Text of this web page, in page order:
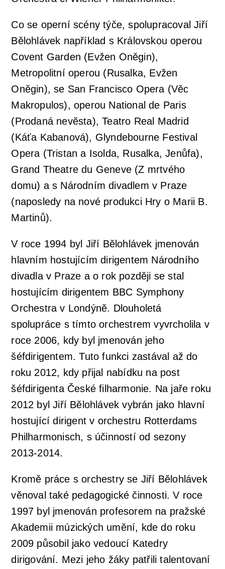
Co se operní scény týče, spolupracoval Jiří
Bělohlávek například s Královskou operou
Covent Garden (Evžen Oněgin),
Metropolitní operou (Rusalka, Evžen
Oněgin), se San Francisco Opera (Věc
Makropulos), operou National de Paris
(Prodaná nevěsta), Teatro Real Madrid
(Káťa Kabanová), Glyndebourne Festival
Opera (Tristan a Isolda, Rusalka, Jenůfa),
Grand Theatre du Geneve (Z mrtvého
domu) a s Národním divadlem v Praze
(naposledy na nové produkci Hry o Marii B.
Martinů).
V roce 1994 byl Jiří Bělohlávek jmenován
hlavním hostujícím dirigentem Národního
divadla v Praze a o rok později se stal
hostujícím dirigentem BBC Symphony
Orchestra v Londýně. Dlouholetá
spolupráce s tímto orchestrem vyvrcholila v
roce 2006, kdy byl jmenován jeho
šéfdirigentem. Tuto funkci zastával až do
roku 2012, kdy přijal nabídku na post
šéfdirigenta České filharmonie. Na jaře roku
2012 byl Jiří Bělohlávek vybrán jako hlavní
hostující dirigent v orchestru Rotterdams
Philharmonisch, s účinností od sezony
2013-2014.
Kromě práce s orchestry se Jiří Bělohlávek
věnoval také pedagogické činnosti. V roce
1997 byl jmenován profesorem na pražské
Akademii múzických umění, kde do roku
2009 působil jako vedoucí Katedry
dirigování. Mezi jeho žáky patřili talentovaní